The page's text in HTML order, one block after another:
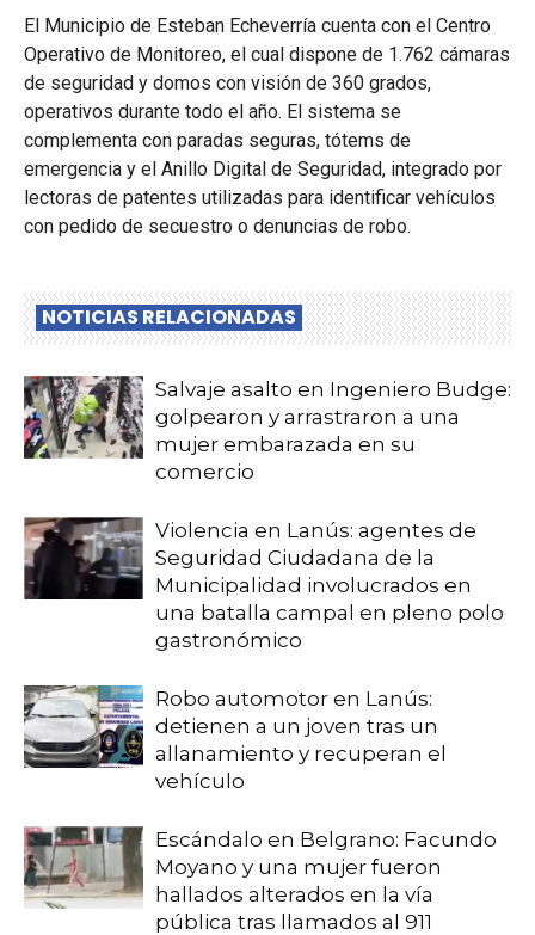
El Municipio de Esteban Echeverría cuenta con el Centro
Operativo de Monitoreo, el cual dispone de 1.762 cámaras
de seguridad y domos con visión de 360 grados,
operativos durante todo el año. El sistema se
complementa con paradas seguras, tótems de
emergencia y el Anillo Digital de Seguridad, integrado por
lectoras de patentes utilizadas para identificar vehículos
con pedido de secuestro o denuncias de robo.
NOTICIAS RELACIONADAS
Salvaje asalto en Ingeniero Budge:
golpearon y arrastraron a una
mujer embarazada en su
comercio
Violencia en Lanús: agentes de
Seguridad Ciudadana de la
Municipalidad involucrados en
una batalla campal en pleno polo
gastronómico
Robo automotor en Lanús:
detienen a un joven tras un
allanamiento y recuperan el
vehículo
Escándalo en Belgrano: Facundo
Moyano y una mujer fueron
hallados alterados en la vía
pública tras llamados al 911